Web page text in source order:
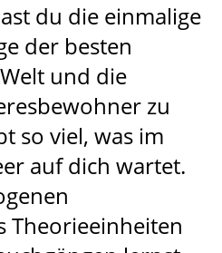
du die einmalige
der besten
und die
zu
so viel, was im
auf dich wartet.
Theorieeinheiten